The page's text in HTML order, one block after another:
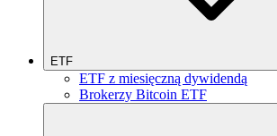
ETF
ETF z miesięczną dywidendą
Brokerzy Bitcoin ETF